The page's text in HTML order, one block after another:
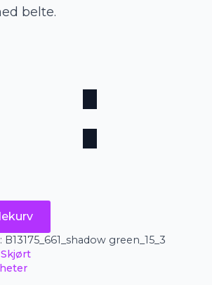
belte.
B13175_661_shadow green_15_3
Skjørt